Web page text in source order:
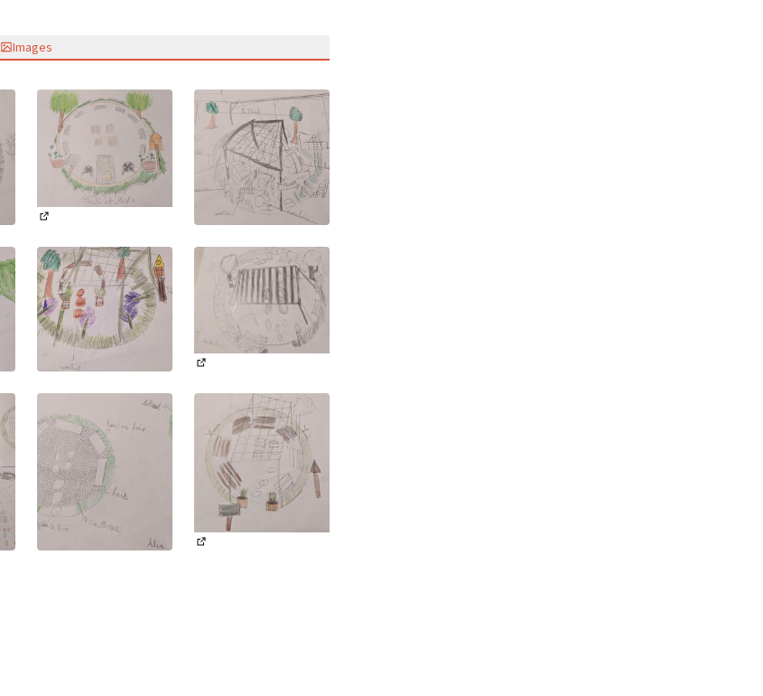
Images
(Lien externe)
(Lien externe)